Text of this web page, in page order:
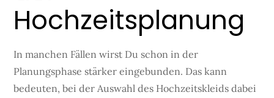
Hochzeitsplanung
In manchen Fällen wirst Du schon in der
Planungsphase stärker eingebunden. Das kann
bedeuten, bei der Auswahl des Hochzeitskleids dabei